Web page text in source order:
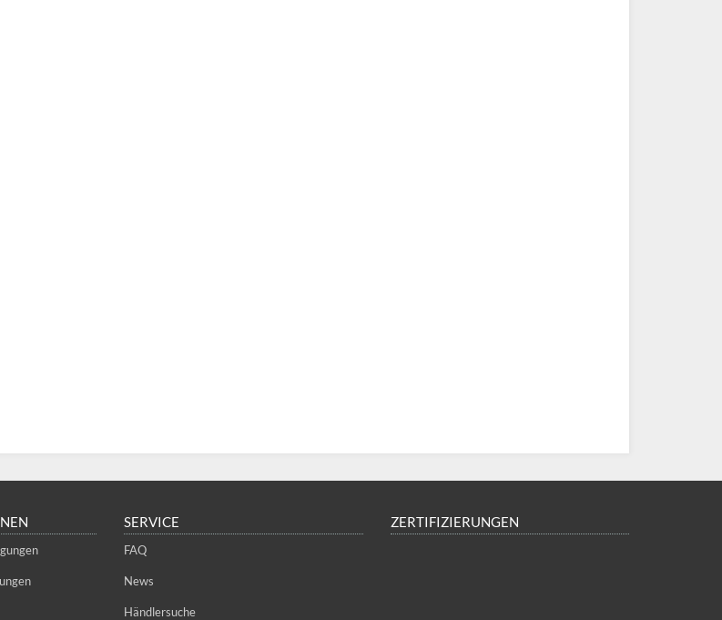
SERVICE
FAQ
News
Händlersuche
ZERTIFIZIERUNGEN